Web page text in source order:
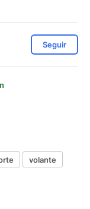
Seguir
volante